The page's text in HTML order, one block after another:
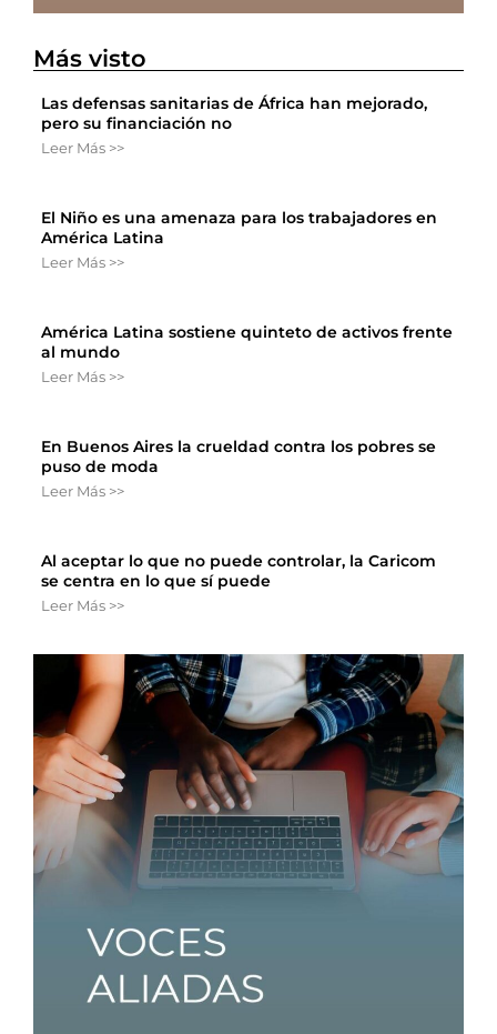
Más visto
Las defensas sanitarias de África han mejorado,
pero su financiación no
Leer Más >>
El Niño es una amenaza para los trabajadores en
América Latina
Leer Más >>
América Latina sostiene quinteto de activos frente
al mundo
Leer Más >>
En Buenos Aires la crueldad contra los pobres se
puso de moda
Leer Más >>
Al aceptar lo que no puede controlar, la Caricom
se centra en lo que sí puede
Leer Más >>